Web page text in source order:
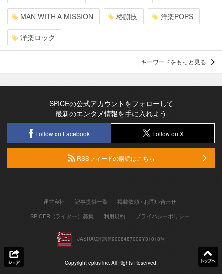
MAN WITH A MISSION 格闘技 洋楽POPS
洋楽ロック
キーワードをもっと見る
SPICEの公式アカウントをフォローして
最新のエンタメ情報を手に入れよう
Follow on Facebook Follow on X
RSSフィードの購読はこちら
運営会社 記事提供一覧
掲載依頼 / お問い合わせ
SPICER（ライター）募集
利用規約 プライバシーポリシー
JASRAC許諾第9008487009Y31018号
Copyright eplus inc. All Rights Reserved.